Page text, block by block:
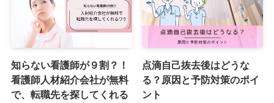
知らない看護師が９割？！
看護師人材紹介会社が無料
で、転職先を探してくれる
点滴自己抜去後はどうな
る？原因と予防対策のポイ
ント